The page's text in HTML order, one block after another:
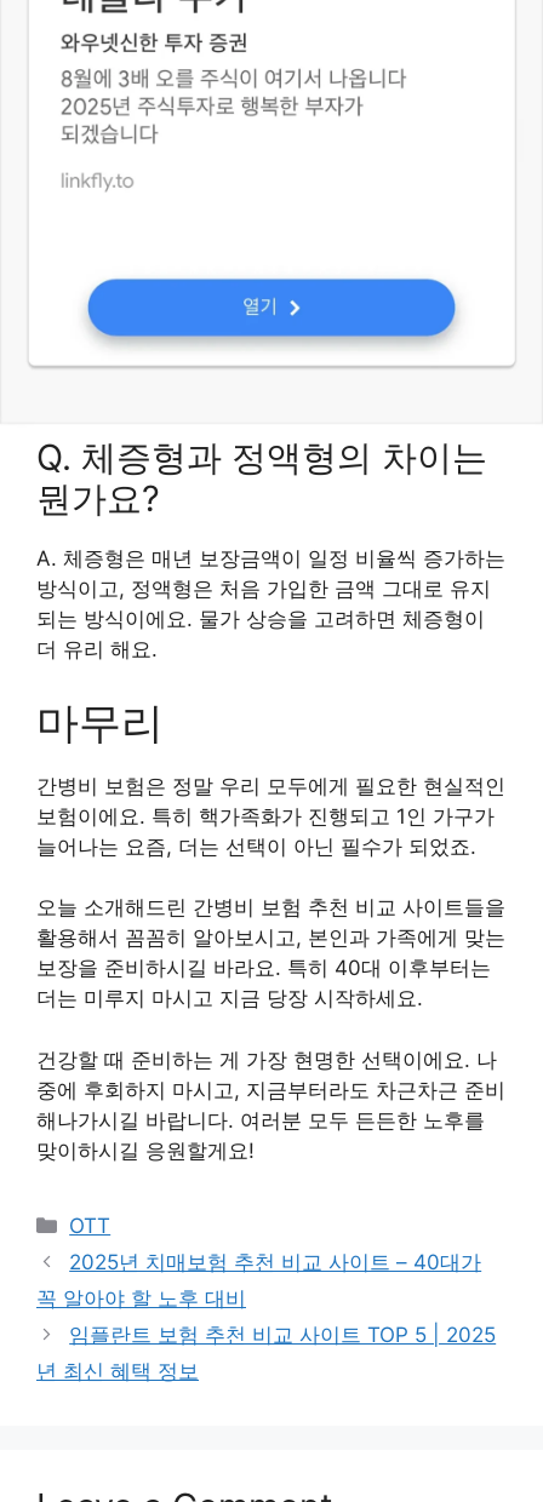
Q. 체증형과 정액형의 차이는
뭔가요?
A. 체증형은 매년 보장금액이 일정 비율씩 증가하는
방식이고, 정액형은 처음 가입한 금액 그대로 유지
되는 방식이에요. 물가 상승을 고려하면 체증형이
더 유리 해요.
마무리
간병비 보험은 정말 우리 모두에게 필요한 현실적인
보험이에요. 특히 핵가족화가 진행되고 1인 가구가
늘어나는 요즘, 더는 선택이 아닌 필수가 되었죠.
오늘 소개해드린 간병비 보험 추천 비교 사이트들을
활용해서 꼼꼼히 알아보시고, 본인과 가족에게 맞는
보장을 준비하시길 바라요. 특히 40대 이후부터는
더는 미루지 마시고 지금 당장 시작하세요.
건강할 때 준비하는 게 가장 현명한 선택이에요. 나
중에 후회하지 마시고, 지금부터라도 차근차근 준비
해나가시길 바랍니다. 여러분 모두 든든한 노후를
맞이하시길 응원할게요!
Categories
OTT
2025년 치매보험 추천 비교 사이트 – 40대가
꼭 알아야 할 노후 대비
임플란트 보험 추천 비교 사이트 TOP 5 | 2025
년 최신 혜택 정보